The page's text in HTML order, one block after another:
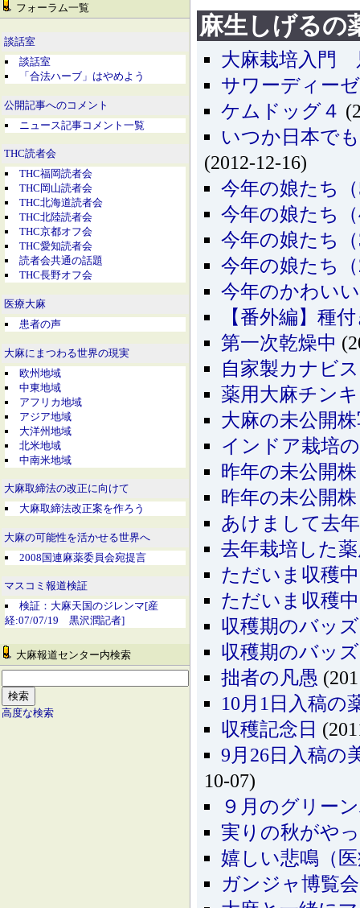
フォーラム一覧
談話室
談話室
「合法ハーブ」はやめよう
公開記事へのコメント
ニュース記事コメント一覧
THC読者会
THC福岡読者会
THC岡山読者会
THC北海道読者会
THC北陸読者会
THC京都オフ会
THC愛知読者会
読者会共通の話題
THC長野オフ会
医療大麻
患者の声
大麻にまつわる世界の現実
欧州地域
中東地域
アフリカ地域
アジア地域
大洋州地域
北米地域
中南米地域
大麻取締法の改正に向けて
大麻取締法改正案を作ろう
大麻の可能性を活かせる世界へ
2008国連麻薬委員会宛提言
マスコミ報道検証
検証：大麻天国のジレンマ[産
経:07/07/19 黒沢潤記者]
大麻報道センター内検索
高度な検索
麻生しげるの
大麻栽培入門
サワーディー
ケムドッグ４
いつか日本で
(2012-12-16)
今年の娘たち
今年の娘たち
今年の娘たち
今年の娘たち
今年のかわい
【番外編】種
第一次乾燥中
自家製カナビ
薬用大麻チン
大麻の未公開
インドア栽培
昨年の未公開
昨年の未公開
あけまして去
去年栽培した
ただいま収穫
ただいま収穫
収穫期のバッ
収穫期のバッ
拙者の凡愚
10月1日入稿の
収穫記念日
9月26日入稿の
10-07)
９月のグリー
実りの秋がや
嬉しい悲鳴（
ガンジャ博覧会